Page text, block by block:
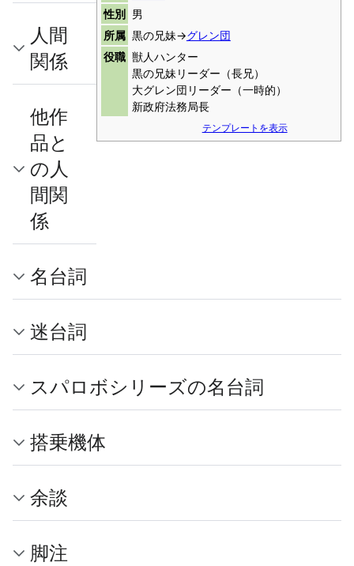
性別 男
所属 黒の兄妹→グレン団
役職 獣人ハンター
黒の兄妹リーダー（長兄）
大グレン団リーダー（一時的）
新政府法務局長
テンプレートを表示
人間
関係
他作
品と
の人
間関
係
名台詞
迷台詞
スパロボシリーズの名台詞
搭乗機体
余談
脚注